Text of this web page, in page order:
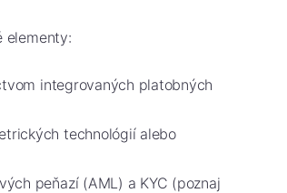
elementy:
integrovaných platobných
technológií alebo
peňazí (AML) a KYC (poznaj